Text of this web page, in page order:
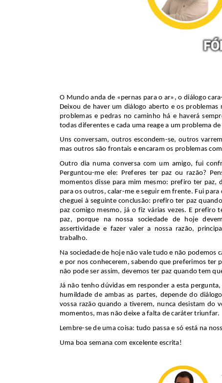
O Mundo anda de «pernas para o ar», o diálogo
Deixou de haver um diálogo aberto e os
problemas e pedras no caminho há e haverá
todas diferentes e cada uma reage a um problema
Uns conversam, outros escondem-se, outros
mas outros são frontais e encaram os problemas
Outro dia numa conversa com um amigo, fui
Perguntou-me ele: Preferes ter paz ou razão?
momentos disse para mim mesmo: prefiro ter paz,
para os outros, calar-me e seguir em frente. Fui
cheguei à seguinte conclusão: prefiro ter paz
paz comigo mesmo, já o fiz várias vezes. E
paz, porque na nossa sociedade de hoje
assertividade e fazer valer a nossa razão,
trabalho.
Na sociedade de hoje não vale tudo e não podemos
e por nos conhecerem, sabendo que preferimos ter
não pode ser assim, devemos ter paz quando tem
Já não tenho dúvidas em responder a esta
humildade de ambas as partes, depende do
vossa razão quando a tiverem, nunca desistam do
momentos, mas não deixe a falta decaráter triunfar.
Lembre-se de uma coisa: tudo passa e só está na
Uma boa semana com excelente escrita!